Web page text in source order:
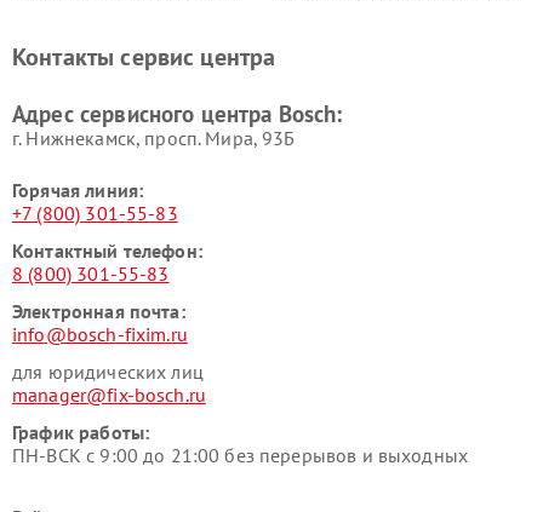
Ремонт сушильных автоматовРемонт морозильных камер
Контакты сервис центра
Адрес сервисного центра Bosch:
г. Нижнекамск, просп. Мира, 93Б
Горячая линия:
+7 (800) 301-55-83
Контактный телефон:
8 (800) 301-55-83
Электронная почта:
info@bosch-fixim.ru
для юридических лиц
manager@fix-bosch.ru
График работы:
ПН-ВСК с 9:00 до 21:00 без перерывов и выходных